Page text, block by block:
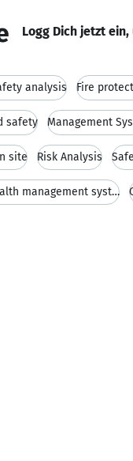
Logg Dich jetzt
analysis Fire
safety Management
site Risk Analysis
Occupational safety and health management system